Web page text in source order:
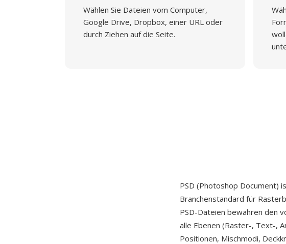
Wählen Sie Dateien vom Computer,
Google Drive, Dropbox, einer URL oder
durch Ziehen auf die Seite.
PSD (Photoshop Document)
Branchenstandard für
PSD-Dateien bewahren den
alle Ebenen (Raster-, Text-,
Positionen, Mischmodi,